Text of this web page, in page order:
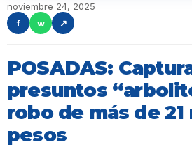
noviembre 24, 2025
f
w ↗
POSADAS:
presuntos
robo de más de
pesos